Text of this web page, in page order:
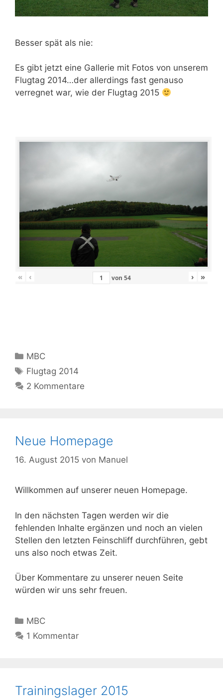
Besser spät als nie:
Es gibt jetzt eine Gallerie mit Fotos von unserem
Flugtag 2014…der allerdings fast genauso
verregnet war, wie der Flugtag 2015
« ‹ von 54 › »
Kategorien
MBC
Schlagwörter
Flugtag 2014
2 Kommentare
Neue Homepage
16. August 2015 von Manuel
Willkommen auf unserer neuen Homepage.
In den nächsten Tagen werden wir die
fehlenden Inhalte ergänzen und noch an vielen
Stellen den letzten Feinschliff durchführen, gebt
uns also noch etwas Zeit.
Über Kommentare zu unserer neuen Seite
würden wir uns sehr freuen.
Kategorien
MBC
1 Kommentar
Trainingslager 2015